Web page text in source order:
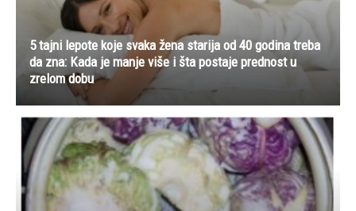
5 tajni lepote koje svaka žena starija od 40 godina treba
da zna: Kada je manje više i šta postaje prednost u
zrelom dobu